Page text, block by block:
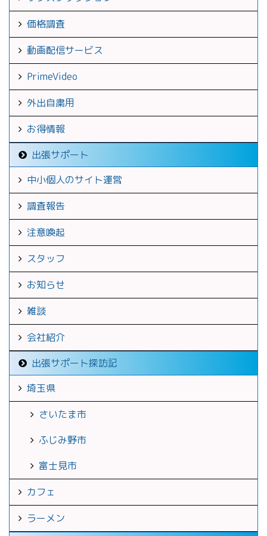
価格調査
動画配信サービス
PrimeVideo
外出自粛用
お得情報
出張サポート
中小個人のサイト運営
調査報告
注意喚起
スタッフ
お知らせ
雑談
会社紹介
出張サポート探訪記
埼玉県
さいたま市
ふじみ野市
富士見市
カフェ
ラーメン